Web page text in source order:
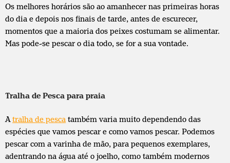
Os melhores horários são ao amanhecer nas primeiras horas
do dia e depois nos finais de tarde, antes de escurecer,
momentos que a maioria dos peixes costumam se alimentar.
Mas pode-se pescar o dia todo, se for a sua vontade.
Tralha de Pesca para praia
A tralha de pesca também varia muito dependendo das
espécies que vamos pescar e como vamos pescar. Podemos
pescar com a varinha de mão, para pequenos exemplares,
adentrando na água até o joelho, como também modernos